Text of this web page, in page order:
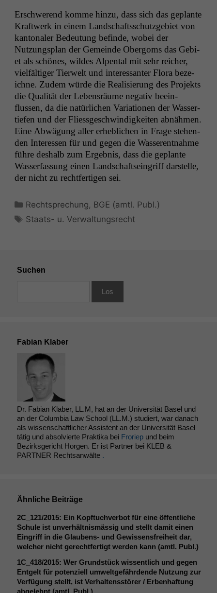
Erschw­erend komme hinzu, dass sich das geplante
Kraftwerk in einem Land­schaftss­chutzge­bi­et von
kan­tonaler Bedeu­tung befinde, wobei der
Nutzungs­plan der Gemeinde Ober­goms das Gebi­
et als schönes, wildes Alpen­tal mit sehr reich­er,
vielfältiger Tier­welt und inter­es­san­ter Flo­ra beze­
ichne. Zudem würde die Real­isierung des Pro­jek­ts
die Qual­ität der Leben­sräume neg­a­tiv bee­in­
flussen, da die natür­lichen Vari­a­tio­nen der Wasser­
tiefen und der Fliess­geschwindigkeit­en abnäh­men.
Eine Abwä­gung aller erhe­blichen in Frage ste­hen­
den Inter­essen für und gegen die Wasser­ent­nahme
führe deshalb zum Ergeb­nis, dass die geplante
Wasser­fas­sung einen Land­schaft­se­in­griff darstelle,
der nicht zu recht­fer­ti­gen sei.
Kategorien
Rechtsprechung, BGE (amtl. Publ.)
Schlagwörter
Staats- u. Verwaltungsrecht
Suchen
Fabian Klaber
Dr. Fabian Klaber, LL.M, hat an der Universität Basel und
an der Columbia Law School (LL.M.) studiert, war danach
als wissenschaftlicher Assistent an der Universität Basel
tätig und absolvierte Praktika bei Froriep und beim
Bezirksgericht Horgen. Er ist Partner bei KLEB &
PARTNER Rechtsanwälte .
Ähnliche Beiträge
2C_121/2015: Ein Kopftuchverbot für eine öffentliche
Schule ist unverhältnismässig und stellt damit einen
Eingriff in die Glaubens- und Gewissensfreiheit dar,
welcher nicht gerechtfertigt werden kann (amtl. Publ.)
1C_418/2015: Wer Grundstück wissentlich und gegen
Entgelt für potenziell umweltgefährdende Nutzung zur
Verfügung stellt, ist Verhaltensstörer / Erbenhaftung
Notwendige
Cookies
Diese
Cookies sind
optional, es
braucht sie,
damit die